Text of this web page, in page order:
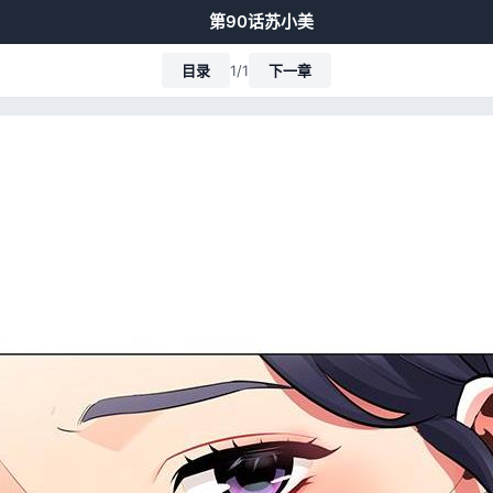
第90话苏小美
目录 1/1 下一章